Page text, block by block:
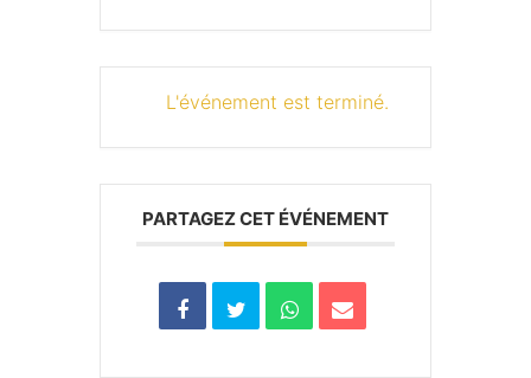
L'événement est terminé.
PARTAGEZ CET ÉVÉNEMENT